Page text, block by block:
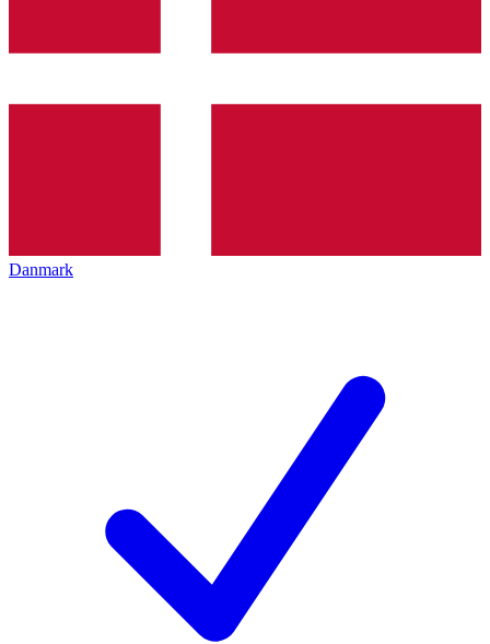
Danmark